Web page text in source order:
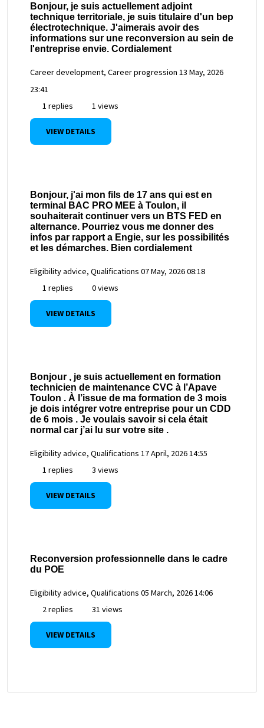
Bonjour, je suis actuellement adjoint
technique territoriale, je suis titulaire d'un bep
électrotechnique. J'aimerais avoir des
informations sur une reconversion au sein de
l'entreprise envie. Cordialement
Career development, Career progression 13 May, 2026
23:41
1 replies
1 views
VIEW DETAILS
Bonjour, j'ai mon fils de 17 ans qui est en
terminal BAC PRO MEE à Toulon, il
souhaiterait continuer vers un BTS FED en
alternance. Pourriez vous me donner des
infos par rapport a Engie, sur les possibilités
et les démarches. Bien cordialement
Eligibility advice, Qualifications 07 May, 2026 08:18
1 replies
0 views
VIEW DETAILS
Bonjour , je suis actuellement en formation
technicien de maintenance CVC à l’Apave
Toulon . À l’issue de ma formation de 3 mois
je dois intégrer votre entreprise pour un CDD
de 6 mois . Je voulais savoir si cela était
normal car j’ai lu sur votre site .
Eligibility advice, Qualifications 17 April, 2026 14:55
1 replies
3 views
VIEW DETAILS
Reconversion professionnelle dans le cadre
du POE
Eligibility advice, Qualifications 05 March, 2026 14:06
2 replies
31 views
VIEW DETAILS